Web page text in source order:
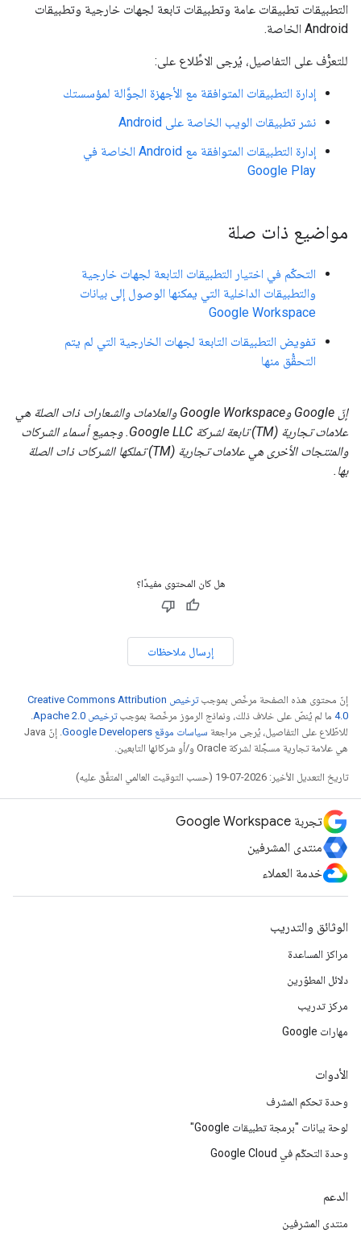
التطبيقات تطبيقات عامة وتطبيقات تابعة لجهات خارجية وتطبيقات
Android الخاصة.
للتعرُّف على التفاصيل، يُرجى الاطِّلاع على:
إدارة التطبيقات المتوافقة مع الأجهزة الجوَّالة لمؤسستك
نشر تطبيقات الويب الخاصة على Android
إدارة التطبيقات المتوافقة مع Android الخاصة في
Google Play
مواضيع ذات صلة
التحكّم في اختيار التطبيقات التابعة لجهات خارجية
والتطبيقات الداخلية التي يمكنها الوصول إلى بيانات
Google Workspace
تفويض التطبيقات التابعة لجهات الخارجية التي لم يتم
التحقُّق منها
إنّ Google وGoogle Workspace والعلامات والشعارات ذات الصلة هي
علامات تجارية (TM) تابعة لشركة Google LLC. وجميع أسماء الشركات
والمنتجات الأخرى هي علامات تجارية (TM) تملكها الشركات ذات الصلة
بها.
هل كان المحتوى مفيدًا؟
إرسال ملاحظات
إنّ محتوى هذه الصفحة مرخّص بموجب
ترخيص Creative Commons Attribution
4.0‏ ما لم يُنصّ على خلاف ذلك، ونماذج الرموز مرخّصة بموجبترخيص Apache 2.0‏
.
للاطّلاع على التفاصيل، يُرجى مراجعة سياسات موقع Google Developers‏
. إنّ Java
هي علامة تجارية مسجَّلة لشركة Oracle و/أو شركائها التابعين.
تاريخ التعديل الأخير: 2026-07-19 (حسب التوقيت العالمي المتفَّق عليه)
تجربة Google Workspace
منتدى المشرفين
خدمة العملاء
الوثائق والتدريب
مراكز المساعدة
دلائل المطوّرين
مركز تدريب
مهارات Google
الأدوات
وحدة تحكم المشرف
لوحة بيانات "برمجة تطبيقات Google"
وحدة التحكّم في Google Cloud
الدعم
منتدى المشرفين